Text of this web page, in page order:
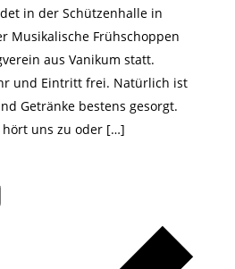
in der Schützenhalle in
Musikalische Frühschoppen
aus Vanikum statt.
und Eintritt frei. Natürlich ist
Getränke bestens gesorgt.
uns zu oder […]